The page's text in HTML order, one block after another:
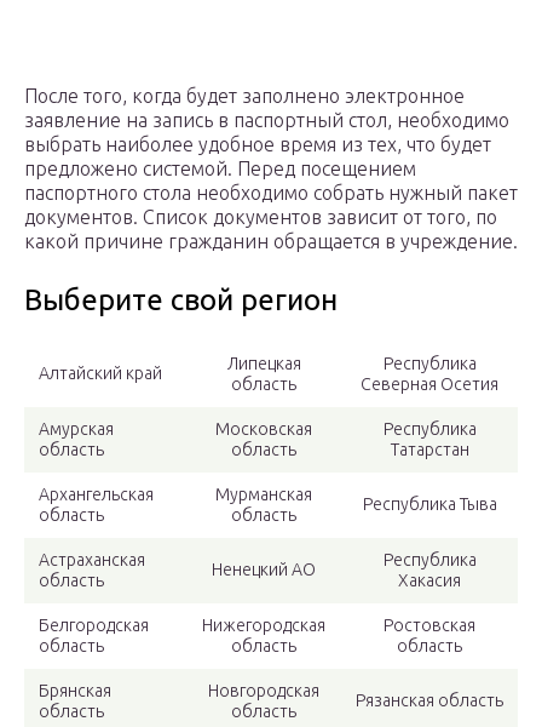
После того, когда будет заполнено электронное
заявление на запись в паспортный стол, необходимо
выбрать наиболее удобное время из тех, что будет
предложено системой. Перед посещением
паспортного стола необходимо собрать нужный пакет
документов. Список документов зависит от того, по
какой причине гражданин обращается в учреждение.
Выберите свой регион
Алтайский край
Липецкая
область
Республика
Северная Осетия
Амурская
область
Московская
область
Республика
Татарстан
Архангельская
область
Мурманская
область
Республика Тыва
Астраханская
область
Ненецкий АО
Республика
Хакасия
Белгородская
область
Нижегородская
область
Ростовская
область
Брянская
область
Новгородская
область
Рязанская область